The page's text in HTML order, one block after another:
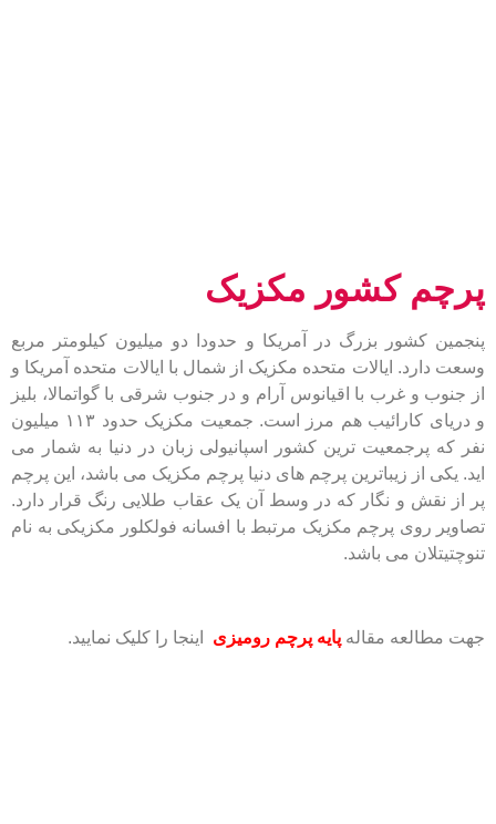
پرچم کشور مکزیک
پنجمین کشور بزرگ در آمریکا و حدودا دو میلیون کیلومتر مربع
وسعت دارد. ایالات متحده مکزیک از شمال با ایالات متحده آمریکا و
از جنوب و غرب با اقیانوس آرام و در جنوب شرقی با گواتمالا، بلیز
و دریای کارائیب هم مرز است. جمعیت مکزیک حدود ۱۱۳ میلیون
نفر که پرجمعیت ترین کشور اسپانیولی زبان در دنیا به شمار می
اید. یکی از زیباترین پرچم های دنیا پرچم مکزیک می باشد، این پرچم
پر از نقش و نگار که در وسط آن یک عقاب طلایی رنگ قرار دارد.
تصاویر روی پرچم مکزیک مرتبط با افسانه فولکلور مکزیکی به نام
تنوچتیتلان می باشد.
جهت مطالعه مقاله پایه پرچم رومیزی اینجا را کلیک نمایید.